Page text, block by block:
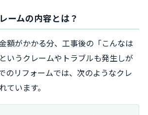
ームの内容とは？
額がかかる分、工事後の「こんなは
いうクレームやトラブルも発生しが
のリフォームでは、次のようなクレ
ています。